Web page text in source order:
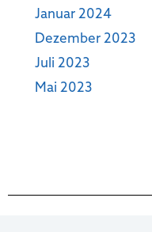
Januar 2024
Dezember 2023
Juli 2023
Mai 2023